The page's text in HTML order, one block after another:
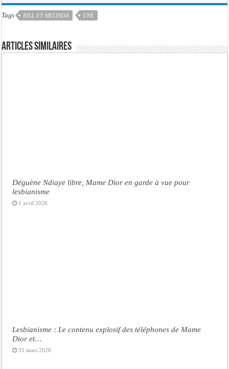
Tags BILL ET MELINDA UNE
Articles similaires
Déguène Ndiaye libre, Mame Dior en garde à vue pour
lesbianisme
1 avril 2026
Lesbianisme : Le contenu explosif des téléphones de Mame
Dior et…
31 mars 2026